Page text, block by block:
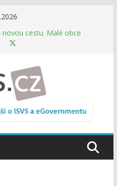
po ruce. SMS ČR spouští
novou cestu. Malé obce
zapojuje širokou
digitálních služeb
dlouhodobého řízení
v plném provozu
a řízení ICT